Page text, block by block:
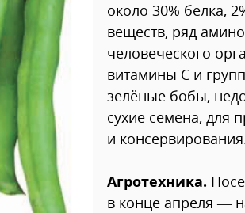
около 30% белка,
веществ, ряд
человеческого
витамины С и
зелёные бобы,
сухие семена, для
и
Агротехника.
в конце апреля —